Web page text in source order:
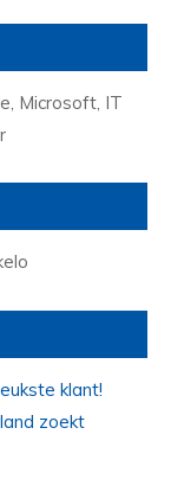
Microsoft, IT
klant!
zoekt